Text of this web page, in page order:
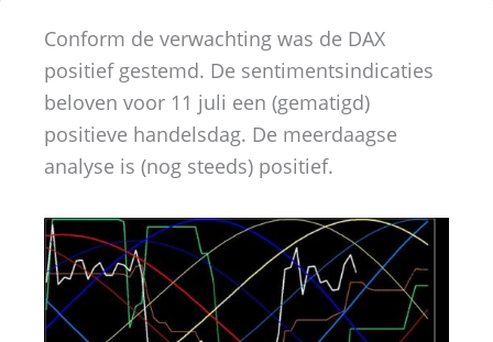
Conform de verwachting was de DAX
positief gestemd. De sentimentsindicaties
beloven voor 11 juli een (gematigd)
positieve handelsdag. De meerdaagse
analyse is (nog steeds) positief.